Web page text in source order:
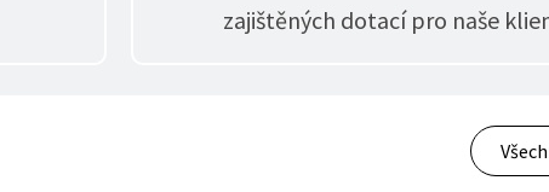
zajištěných dotací pro naše